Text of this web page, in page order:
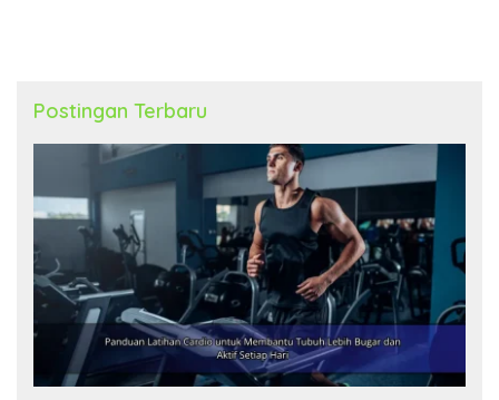
Postingan Terbaru